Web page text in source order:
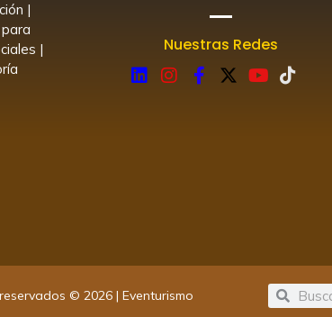
|
|
Nuestras Redes
L
I
F
X
Y
T
© 2026 | Eventurismo SearchSearch